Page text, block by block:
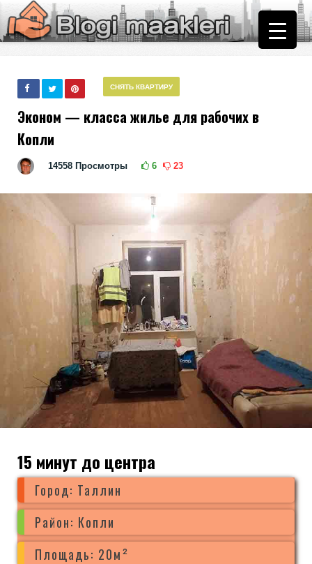
СНЯТЬ КВАРТИРУ
Эконом — класса жилье для рабочих в
Копли
14558 Просмотры 6 23
15 минут до центра
Город: Таллин
Район: Копли
Площадь: 20м²